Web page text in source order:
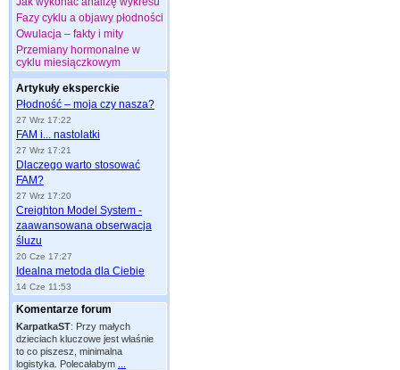
Fazy cyklu a objawy płodności
Owulacja – fakty i mity
Przemiany hormonalne w
cyklu miesiączkowym
Artykuły eksperckie
Płodność – moja czy nasza?
27 Wrz 17:22
FAM i... nastolatki
27 Wrz 17:21
Dlaczego warto stosować
FAM?
27 Wrz 17:20
Creighton Model System -
zaawansowana obserwacja
śluzu
20 Cze 17:27
Idealna metoda dla Ciebie
14 Cze 11:53
Komentarze forum
KarpatkaST: Przy małych
dzieciach kluczowe jest właśnie
to co piszesz, minimalna
logistyka. Polecałabym